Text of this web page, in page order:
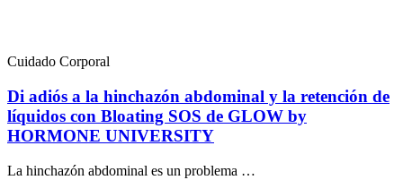
Cuidado Corporal
Di adiós a la hinchazón abdominal y la retención de
líquidos con Bloating SOS de GLOW by
HORMONE UNIVERSITY
La hinchazón abdominal es un problema …